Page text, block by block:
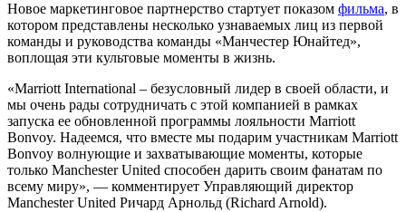
Новое маркетинговое партнерство стартует показом фильма, в
котором представлены несколько узнаваемых лиц из первой
команды и руководства команды «Манчестер Юнайтед»,
воплощая эти культовые моменты в жизнь.
«Marriott International – безусловный лидер в своей области, и
мы очень рады сотрудничать с этой компанией в рамках
запуска ее обновленной программы лояльности Marriott
Bonvoy. Надеемся, что вместе мы подарим участникам Marriott
Bonvoy волнующие и захватывающие моменты, которые
только Manchester United способен дарить своим фанатам по
всему миру», — комментирует Управляющий директор
Manchester United Ричард Арнольд (Richard Arnold).